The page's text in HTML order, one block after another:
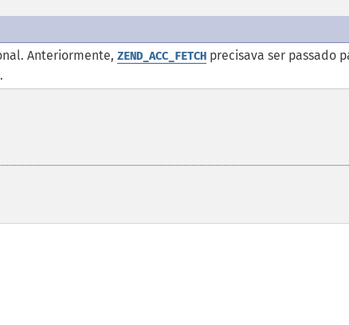
Anteriormente, ZEND_ACC_FETCH precisava ser passado